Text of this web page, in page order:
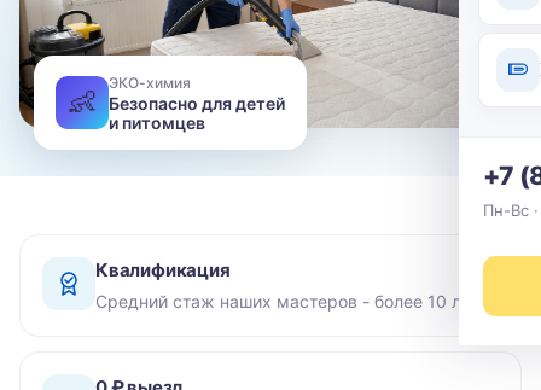
+7
Пн-Вс
👶
ЭКО-химия
Безопасно для детей
и питомцев
Квалификация
Средний стаж наших мастеров - более 10 лет